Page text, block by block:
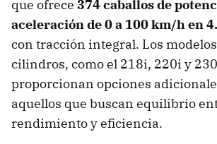
que ofrece 374 caballos de
aceleración de 0 a 100 km/h en
con tracción integral. Los
cilindros, como el 218i, 220i y
proporcionan opciones
aquellos que buscan equilibrio
rendimiento y eficiencia.